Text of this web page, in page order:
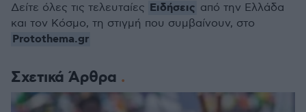
Σχετικά Άρθρα
Δείτε όλες τις τελευταίες Ειδήσεις από την Ελλάδα
και τον Κόσμο, τη στιγμή που συμβαίνουν, στο
Protothema.gr